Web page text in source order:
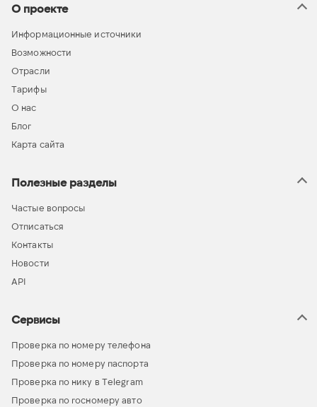
О проекте
Информационные источники
Возможности
Отрасли
Тарифы
О нас
Блог
Карта сайта
Полезные разделы
Частые вопросы
Отписаться
Контакты
Новости
API
Сервисы
Проверка по номеру телефона
Проверка по номеру паспорта
Проверка по нику в Telegram
Проверка по госномеру авто